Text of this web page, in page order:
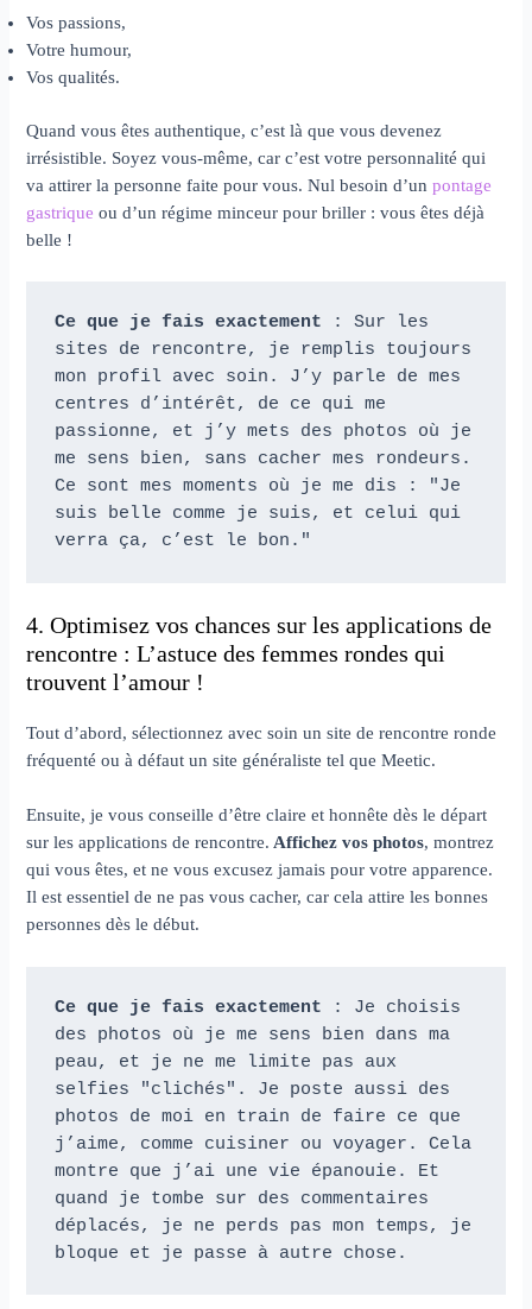
Vos passions,
Votre humour,
Vos qualités.
Quand vous êtes authentique, c’est là que vous devenez
irrésistible. Soyez vous-même, car c’est votre personnalité qui
va attirer la personne faite pour vous. Nul besoin d’unpontage
gastrique ou d’un régime minceur pour briller : vous êtes déjà
belle !
Ce que je fais exactement : Sur les
sites de rencontre, je remplis toujours
mon profil avec soin. J’y parle de mes
centres d’intérêt, de ce qui me
passionne, et j’y mets des photos où je
me sens bien, sans cacher mes rondeurs.
Ce sont mes moments où je me dis : "Je
suis belle comme je suis, et celui qui
verra ça, c’est le bon."
4. Optimisez vos chances sur les applications de
rencontre : L’astuce des femmes rondes qui
trouvent l’amour !
Tout d’abord, sélectionnez avec soin un site de rencontre ronde
fréquenté ou à défaut un site généraliste tel que Meetic.
Ensuite, je vous conseille d’être claire et honnête dès le départ
sur les applications de rencontre. Affichez vos photos, montrez
qui vous êtes, et ne vous excusez jamais pour votre apparence.
Il est essentiel de ne pas vous cacher, car cela attire les bonnes
personnes dès le début.
Ce que je fais exactement : Je choisis
des photos où je me sens bien dans ma
peau, et je ne me limite pas aux
selfies "clichés". Je poste aussi des
photos de moi en train de faire ce que
j’aime, comme cuisiner ou voyager. Cela
montre que j’ai une vie épanouie. Et
quand je tombe sur des commentaires
déplacés, je ne perds pas mon temps, je
bloque et je passe à autre chose.